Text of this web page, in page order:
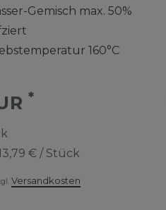
Gemisch max. 50%
160°C
*
€ / Stück
Versandkosten